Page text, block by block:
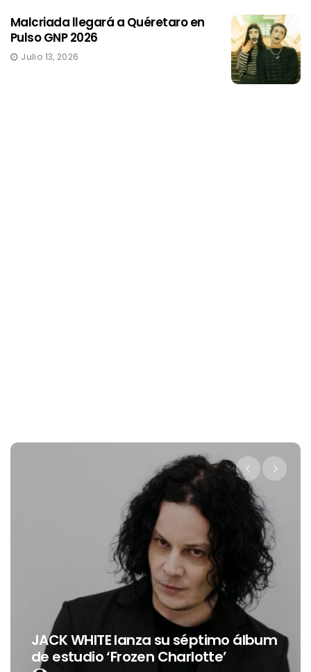
Malcriada llegará a Quéretaro en
Pulso GNP 2026
Julio 13, 2026
séptimo álbum
Levi’s® presenta a
nueva embajadora
Latinoamérica